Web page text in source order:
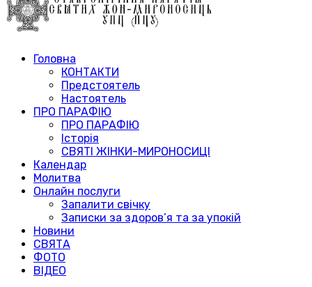
Головна
КОНТАКТИ
Предстоятель
Настоятель
ПРО ПАРАФІЮ
ПРО ПАРАФІЮ
Історія
СВЯТІ ЖІНКИ-МИРОНОСИЦІ
Календар
Молитва
Онлайн послуги
Запалити свічку
Записки за здоров’я та за упокій
Новини
СВЯТА
ФОТО
ВІДЕО